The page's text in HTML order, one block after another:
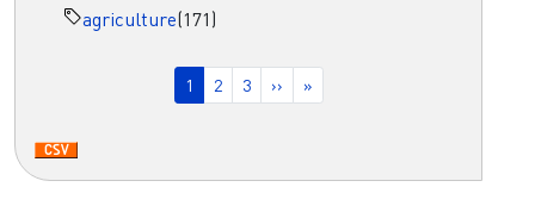
agriculture(171)
Page courante
1 Page
2 Page
3 Page suivante
›› Dernière page
»